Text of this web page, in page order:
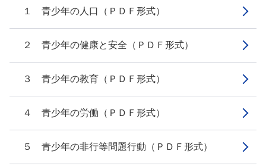
１ 青少年の人口（ＰＤＦ形式）
２ 青少年の健康と安全（ＰＤＦ形式）
３ 青少年の教育（ＰＤＦ形式）
４ 青少年の労働（ＰＤＦ形式）
５ 青少年の非行等問題行動（ＰＤＦ形式）